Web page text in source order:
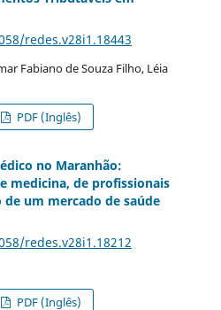
redes.v28i1.18443
Fabiano de Souza Filho, Léia
PDF (Inglês)
no Maranhão:
medicina, de profissionais
um mercado de saúde
redes.v28i1.18212
PDF (Inglês)